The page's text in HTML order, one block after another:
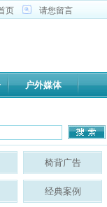
页 请您留言
户外媒体
椅背广告
经典案例